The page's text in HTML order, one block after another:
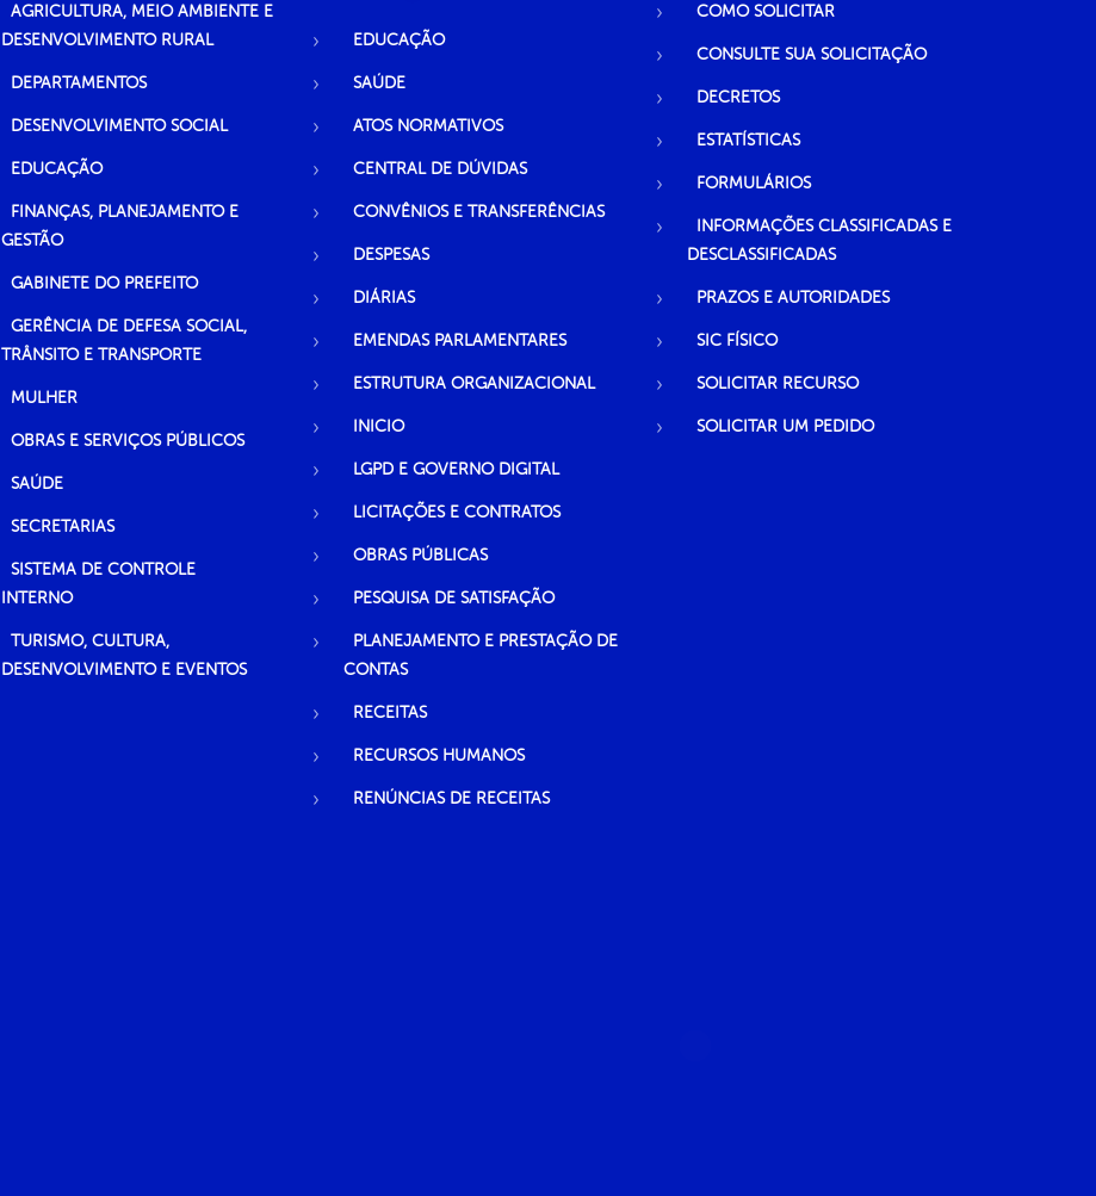
AGRICULTURA, MEIO AMBIENTE E
DESENVOLVIMENTO RURAL
DEPARTAMENTOS
DESENVOLVIMENTO SOCIAL
EDUCAÇÃO
FINANÇAS, PLANEJAMENTO E
GESTÃO
GABINETE DO PREFEITO
GERÊNCIA DE DEFESA SOCIAL,
TRÂNSITO E TRANSPORTE
MULHER
OBRAS E SERVIÇOS PÚBLICOS
SAÚDE
SECRETARIAS
SISTEMA DE CONTROLE
INTERNO
TURISMO, CULTURA,
DESENVOLVIMENTO E EVENTOS
EDUCAÇÃO
SAÚDE
ATOS NORMATIVOS
CENTRAL DE DÚVIDAS
CONVÊNIOS E TRANSFERÊNCIAS
DESPESAS
DIÁRIAS
EMENDAS PARLAMENTARES
ESTRUTURA ORGANIZACIONAL
INICIO
LGPD E GOVERNO DIGITAL
LICITAÇÕES E CONTRATOS
OBRAS PÚBLICAS
PESQUISA DE SATISFAÇÃO
PLANEJAMENTO E PRESTAÇÃO DE
CONTAS
RECEITAS
RECURSOS HUMANOS
RENÚNCIAS DE RECEITAS
COMO SOLICITAR
CONSULTE SUA SOLICITAÇÃO
DECRETOS
ESTATÍSTICAS
FORMULÁRIOS
INFORMAÇÕES CLASSIFICADAS E
DESCLASSIFICADAS
PRAZOS E AUTORIDADES
SIC FÍSICO
SOLICITAR RECURSO
SOLICITAR UM PEDIDO